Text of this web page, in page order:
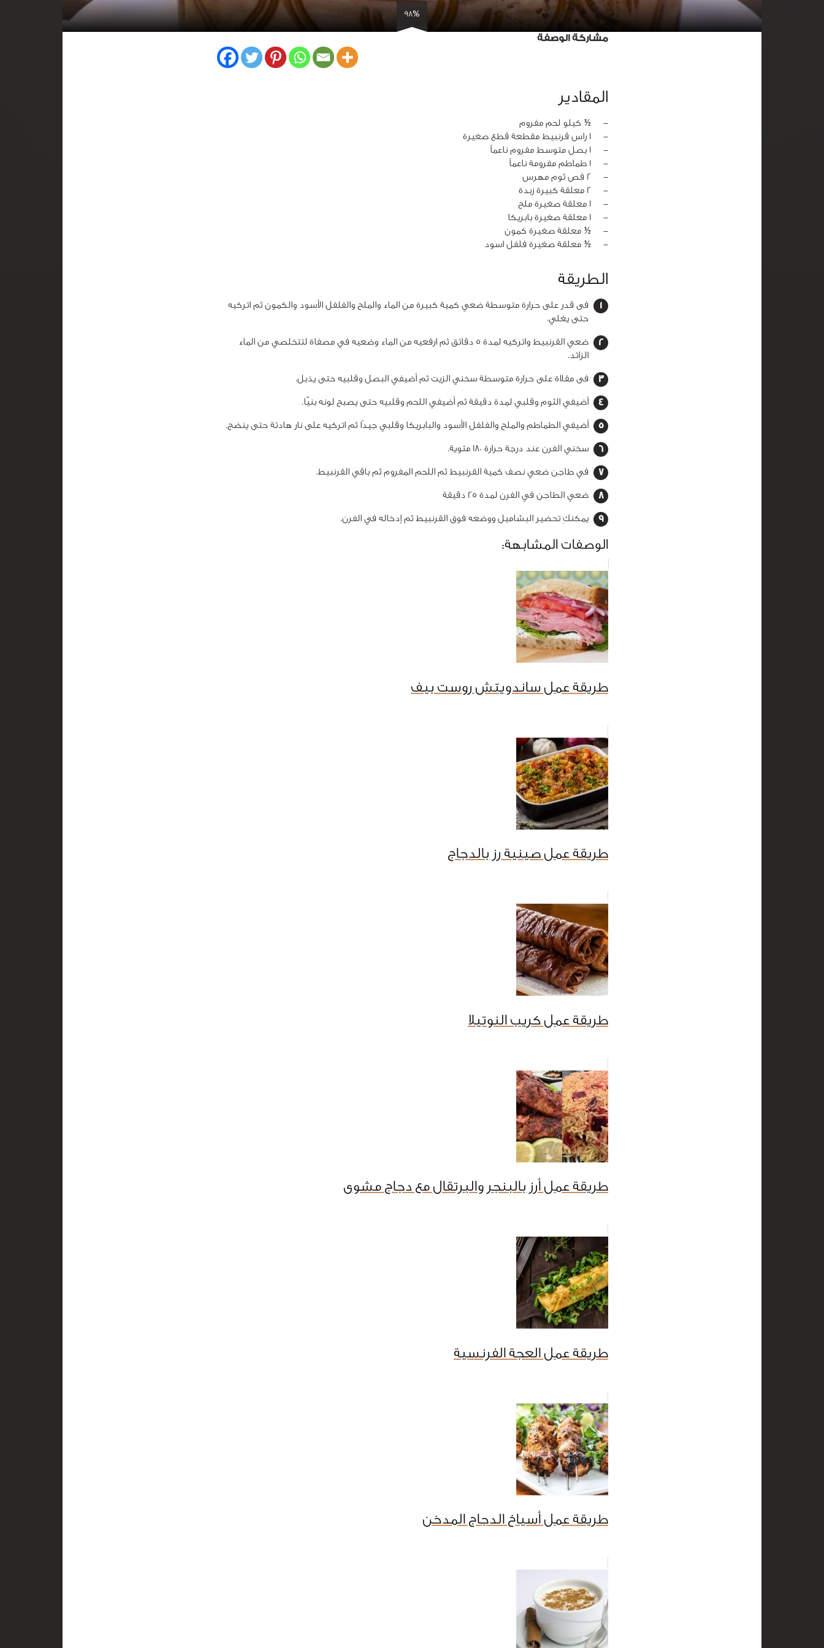
98%
مشاركة الوصفة
المقادير
‏-
½ كيلو لحم مفروم
‏-
1 راس قرنبيط مقطعة قطع صغيرة
‏-
1 بصل متوسط مفروم ناعماً
‏-
1 طماطم مفرومة ناعماً
‏-
2 فص ثوم مهرس
‏-
2 معلقة كبيرة زبدة
‏-
1 معلقة صغيرة ملح
‏-
1 معلقة صغيرة بابريكا
‏-
½ معلقة صغيرة كمون
‏-
½ معلقة صغيرة فلفل اسود
الطريقة
فى قدر على حرارة متوسطة ضعي كمية كبيرة من الماء والملح والفلفل الأسود والكمون ثم اتركيه
حتى يغلي.
ضعي القرنبيط واتركيه لمدة 5 دقائق ثم ارفعيه من الماء وضعيه في مصفاة لتتخلصي من الماء
الزائد.
فى مقلاة على حرارة متوسطة سخني الزيت ثم أضيفي البصل وقلبيه حتى يذبل.
أضيفي الثوم وقلبي لمدة دقيقة ثم أضيفي اللحم وقلبيه حتى يصبح لونه بنيًّا.
أضيفي الطماطم والملح والفلفل الأسود والبابريكا وقلبي جيدًا ثم اتركيه على نار هادئة حتى ينضج.
سخني الفرن عند درجة حرارة 180 مئوية.
في طاجن ضعي نصف كمية القرنبيط ثم اللحم المفروم ثم باقي القرنبيط.
ضعي الطاجن في الفرن لمدة 25 دقيقة
يمكنكِ تحضير البشاميل ووضعه فوق القرنبيط ثم إدخاله في الفرن.
الوصفات المشابهة:
طريقة عمل ساندويتش روست بيف
طريقة عمل صينية رز بالدجاج
طريقة عمل كريب النوتيلا
طريقة عمل أرز بالبنجر والبرتقال مع دجاج مشوى
طريقة عمل العجة الفرنسية
طريقة عمل أسياخ الدجاج المدخن